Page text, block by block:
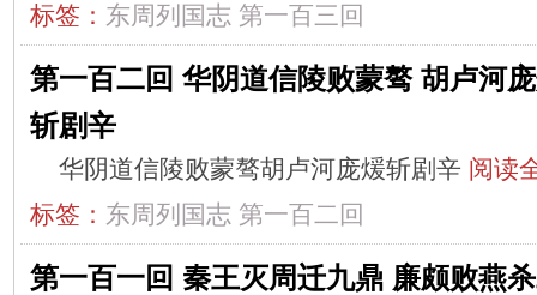
标签： 东周列国志 第一百三回
第一百二回 华阴道信陵败蒙骜 胡卢河
斩剧辛
华阴道信陵败蒙骜胡卢河庞煖斩剧辛 阅读
标签： 东周列国志 第一百二回
第一百一回 秦王灭周迁九鼎 廉颇败燕